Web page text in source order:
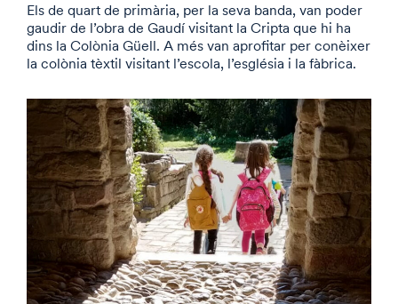
Els de quart de primària, per la seva banda, van poder
gaudir de l’obra de Gaudí visitant la Cripta que hi ha
dins la Colònia Güell. A més van aprofitar per conèixer
la colònia tèxtil visitant l’escola, l’església i la fàbrica.